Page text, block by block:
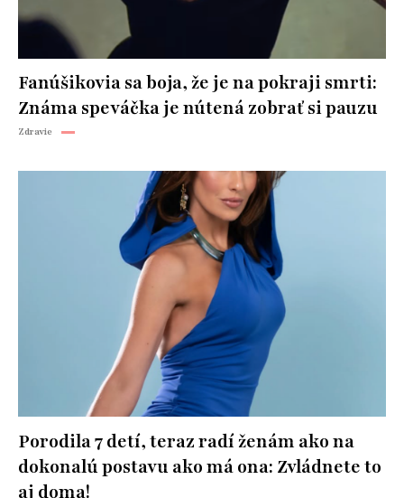
Fanúšikovia sa boja, že je na pokraji smrti:
Známa speváčka je nútená zobrať si pauzu
Zdravie
Porodila 7 detí, teraz radí ženám ako na
dokonalú postavu ako má ona: Zvládnete to
aj doma!